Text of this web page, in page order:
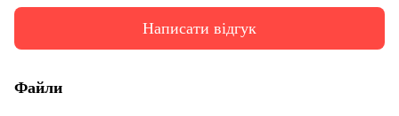
Написати відгук
Файли